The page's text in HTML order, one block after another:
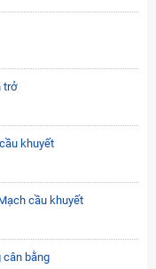
trở
khuyết
cầu khuyết
cân bằng